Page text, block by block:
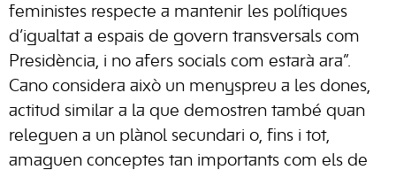
feministes respecte a mantenir les polítiques
d’igualtat a espais de govern transversals com
Presidència, i no afers socials com estarà ara”.
Cano considera això un menyspreu a les dones,
actitud similar a la que demostren també quan
releguen a un plànol secundari o, fins i tot,
amaguen conceptes tan importants com els de